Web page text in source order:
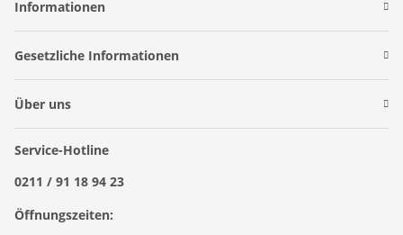
Informationen
Gesetzliche Informationen
Über uns
Service-Hotline
0211 / 91 18 94 23
Öffnungszeiten: